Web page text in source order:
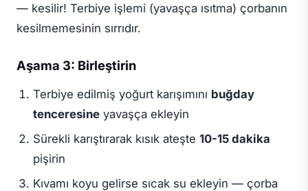
— kesilir! Terbiye işlemi (yavaşça ısıtma) çorbanın
kesilmemesinin sırrıdır.
Aşama 3: Birleştirin
Terbiye edilmiş yoğurt karışımını buğday
tenceresineyavaşça ekleyin
Sürekli karıştırarak kısık ateşte 10-15 dakika
pişirin
Kıvamı koyu gelirse sıcak su ekleyin — çorba